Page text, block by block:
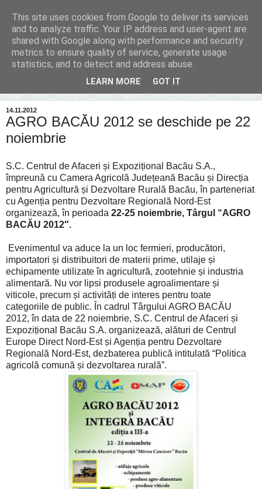
Inima Bacăului
Din inima Bacăului...spre inima ta...
14.11.2012
AGRO BACĂU 2012 se deschide pe 22
noiembrie
S.C. Centrul de Afaceri și Expozițional Bacău S.A.,
împreună cu Camera Agricolă Județeană Bacău și Direcția
pentru Agricultură și Dezvoltare Rurală Bacău, în parteneriat
cu Agenția pentru Dezvoltare Regională Nord-Est
organizează, în perioada 22-25 noiembrie, Târgul “AGRO
BACĂU 2012″.
Evenimentul va aduce la un loc fermieri, producători,
importatori și distribuitori de materii prime, utilaje și
echipamente utilizate în agricultură, zootehnie și industria
alimentară. Nu vor lipsi produsele agroalimentare și
viticole, precum și activități de interes pentru toate
categoriile de public. În cadrul Târgului AGRO BACĂU
2012, în data de 22 noiembrie, S.C. Centrul de Afaceri și
Expozițional Bacău S.A. organizează, alături de Centrul
Europe Direct Nord-Est și Agenția pentru Dezvoltare
Regională Nord-Est, dezbaterea publică intitulată “Politica
agricolă comună și dezvoltarea rurală”.
This site uses cookies from Google to deliver its services
and to analyze traffic. Your IP address and user-agent are
shared with Google along with performance and security
metrics to ensure quality of service, generate usage
statistics, and to detect and address abuse.
LEARN MORE GOT IT